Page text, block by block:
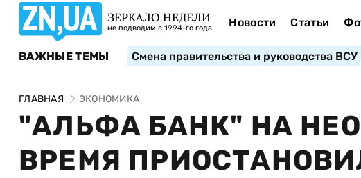
ЗЕРКАЛО НЕДЕЛИ
не подводим с 1994-го года Новости Статьи
ВАЖНЫЕ ТЕМЫ Смена правительства и руководства ВСУ
ГЛАВНАЯ ЭКОНОМИКА
"АЛЬФА БАНК" НА
ВРЕМЯ